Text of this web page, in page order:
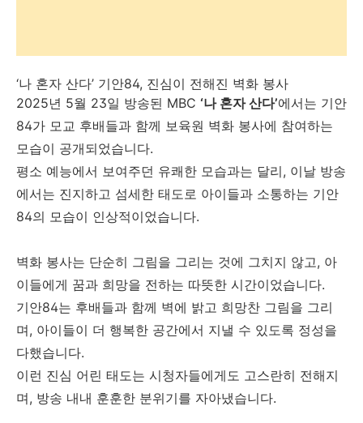
‘나 혼자 산다’ 기안84, 진심이 전해진 벽화 봉사
2025년 5월 23일 방송된 MBC ‘나 혼자 산다’에서는 기안
84가 모교 후배들과 함께 보육원 벽화 봉사에 참여하는
모습이 공개되었습니다.
평소 예능에서 보여주던 유쾌한 모습과는 달리, 이날 방송
에서는 진지하고 섬세한 태도로 아이들과 소통하는 기안
84의 모습이 인상적이었습니다.
벽화 봉사는 단순히 그림을 그리는 것에 그치지 않고, 아
이들에게 꿈과 희망을 전하는 따뜻한 시간이었습니다.
기안84는 후배들과 함께 벽에 밝고 희망찬 그림을 그리
며, 아이들이 더 행복한 공간에서 지낼 수 있도록 정성을
다했습니다.
이런 진심 어린 태도는 시청자들에게도 고스란히 전해지
며, 방송 내내 훈훈한 분위기를 자아냈습니다.